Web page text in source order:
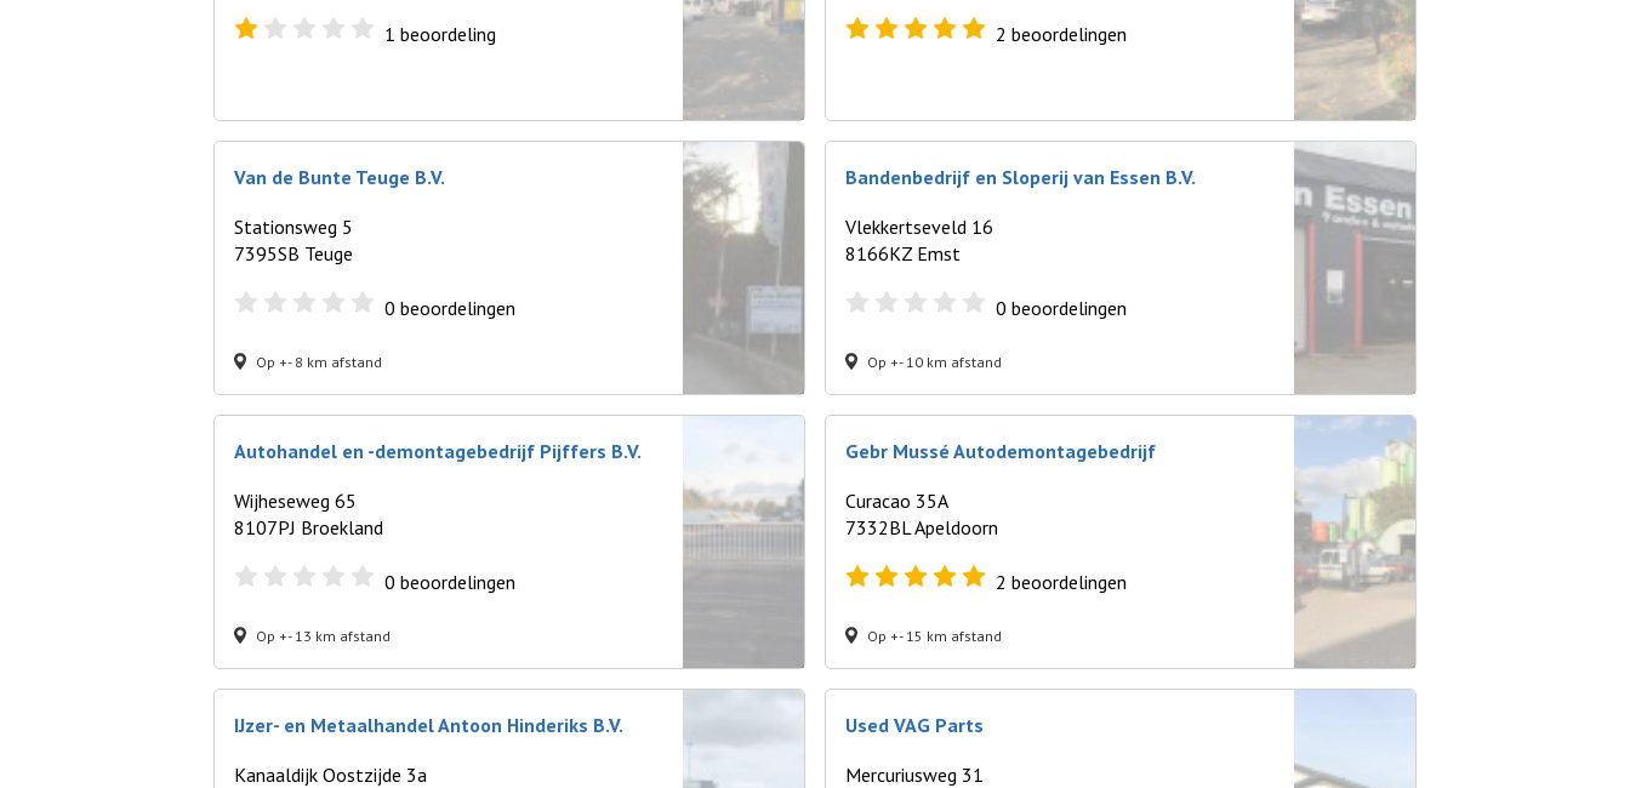
1 beoordeling 2 beoordelingen
Van de Bunte Teuge B.V.
Stationsweg 5
7395SB Teuge
0 beoordelingen
Op +- 8 km afstand
Bandenbedrijf en Sloperij van Essen B.V.
Vlekkertseveld 16
8166KZ Emst
0 beoordelingen
Op +- 10 km afstand
Autohandel en -demontagebedrijf Pijffers B.V.
Wijheseweg 65
8107PJ Broekland
0 beoordelingen
Op +- 13 km afstand
Gebr Mussé Autodemontagebedrijf
Curacao 35A
7332BL Apeldoorn
2 beoordelingen
Op +- 15 km afstand
IJzer- en Metaalhandel Antoon Hinderiks B.V.
Kanaaldijk Oostzijde 3a
Used VAG Parts
Mercuriusweg 31